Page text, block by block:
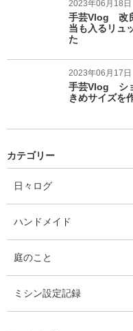
2023年06月18日
手芸Vlog 改
当も入るリュ
た
2023年06月17日
手芸Vlog シ
きめサイズを
カテゴリー
日々ログエ
リ
ー
件
ハンドメイド
ー
数
庭のこと
リ
ー
ミシン設定記録エ
件